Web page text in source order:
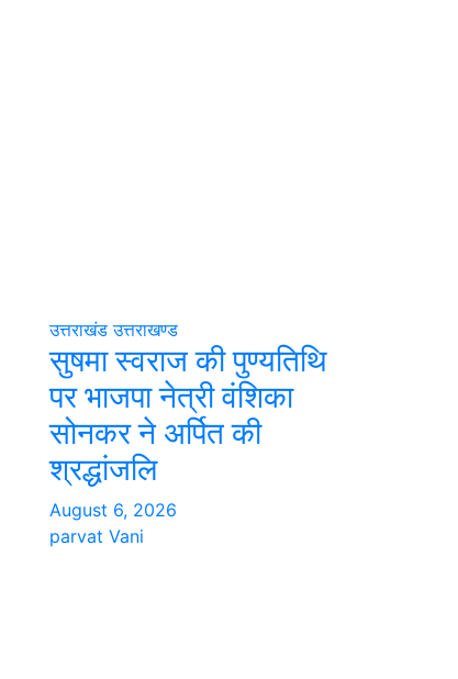
उत्तराखंड उत्तराखण्ड
सुषमा स्वराज की पुण्यतिथि
पर भाजपा नेत्री वंशिका
सोनकर ने अर्पित की
श्रद्धांजलि
August 6, 2026
parvat Vani